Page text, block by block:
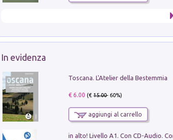
In evidenza
Toscana. L'Atelier della Bestemmia
€ 6.00 (€15.00- 60%)
aggiungi al carrello